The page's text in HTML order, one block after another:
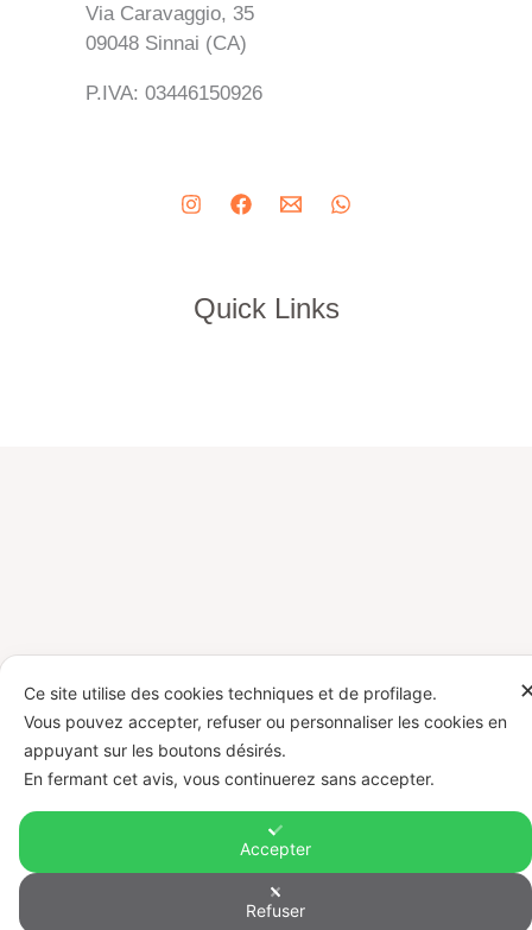
Via Caravaggio, 35
09048 Sinnai (CA)
P.IVA: 03446150926
Quick Links
Ce site utilise des cookies techniques et de profilage.
Vous pouvez accepter, refuser ou personnaliser les cookies en
appuyant sur les boutons désirés.
En fermant cet avis, vous continuerez sans accepter.
Accepter
Refuser